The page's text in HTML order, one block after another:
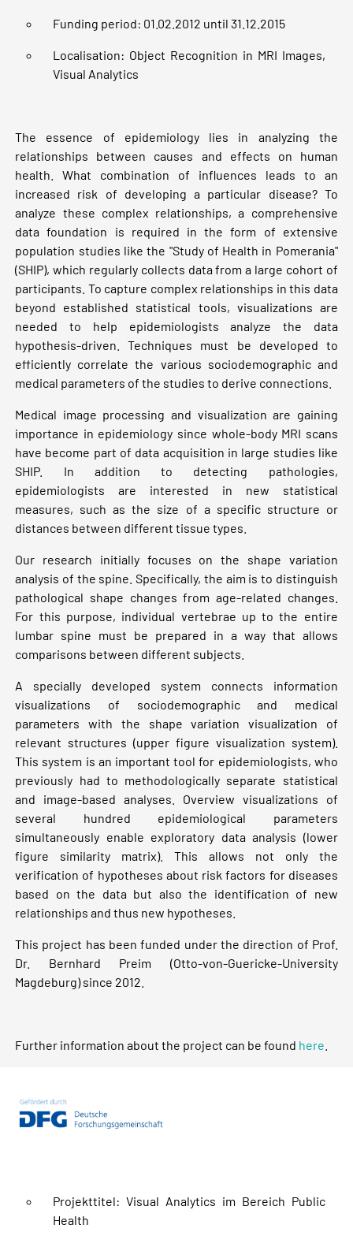
Funding period: 01.02.2012 until 31.12.2015
Localisation: Object Recognition in MRI Images,
Visual Analytics
The essence of epidemiology lies in analyzing the
relationships between causes and effects on human
health. What combination of influences leads to an
increased risk of developing a particular disease? To
analyze these complex relationships, a comprehensive
data foundation is required in the form of extensive
population studies like the "Study of Health in Pomerania"
(SHIP), which regularly collects data from a large cohort of
participants. To capture complex relationships in this data
beyond established statistical tools, visualizations are
needed to help epidemiologists analyze the data
hypothesis-driven. Techniques must be developed to
efficiently correlate the various sociodemographic and
medical parameters of the studies to derive connections.
Medical image processing and visualization are gaining
importance in epidemiology since whole-body MRI scans
have become part of data acquisition in large studies like
SHIP. In addition to detecting pathologies,
epidemiologists are interested in new statistical
measures, such as the size of a specific structure or
distances between different tissue types.
Our research initially focuses on the shape variation
analysis of the spine. Specifically, the aim is to distinguish
pathological shape changes from age-related changes.
For this purpose, individual vertebrae up to the entire
lumbar spine must be prepared in a way that allows
comparisons between different subjects.
A specially developed system connects information
visualizations of sociodemographic and medical
parameters with the shape variation visualization of
relevant structures (upper figure visualization system).
This system is an important tool for epidemiologists, who
previously had to methodologically separate statistical
and image-based analyses. Overview visualizations of
several hundred epidemiological parameters
simultaneously enable exploratory data analysis (lower
figure similarity matrix). This allows not only the
verification of hypotheses about risk factors for diseases
based on the data but also the identification of new
relationships and thus new hypotheses.
This project has been funded under the direction of Prof.
Dr. Bernhard Preim (Otto-von-Guericke-University
Magdeburg) since 2012.
Further information about the project can be found here
Projekttitel: Visual Analytics im Bereich Public
Health